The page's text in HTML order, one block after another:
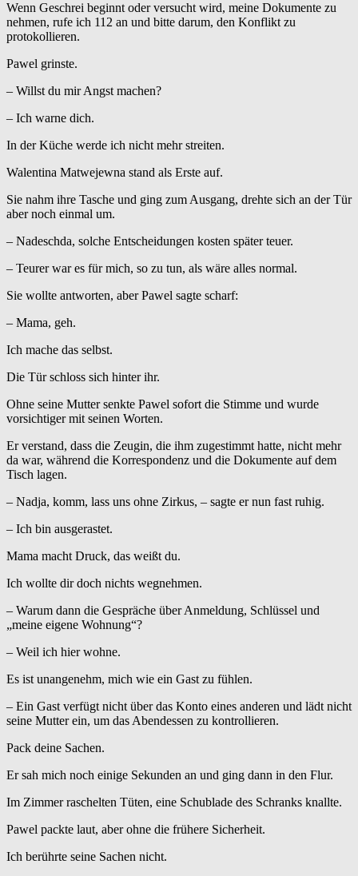
Wenn Geschrei beginnt oder versucht wird, meine Dokumente zu
nehmen, rufe ich 112 an und bitte darum, den Konflikt zu
protokollieren.
Pawel grinste.
– Willst du mir Angst machen?
– Ich warne dich.
In der Küche werde ich nicht mehr streiten.
Walentina Matwejewna stand als Erste auf.
Sie nahm ihre Tasche und ging zum Ausgang, drehte sich an der Tür
aber noch einmal um.
– Nadeschda, solche Entscheidungen kosten später teuer.
– Teurer war es für mich, so zu tun, als wäre alles normal.
Sie wollte antworten, aber Pawel sagte scharf:
– Mama, geh.
Ich mache das selbst.
Die Tür schloss sich hinter ihr.
Ohne seine Mutter senkte Pawel sofort die Stimme und wurde
vorsichtiger mit seinen Worten.
Er verstand, dass die Zeugin, die ihm zugestimmt hatte, nicht mehr
da war, während die Korrespondenz und die Dokumente auf dem
Tisch lagen.
– Nadja, komm, lass uns ohne Zirkus, – sagte er nun fast ruhig.
– Ich bin ausgerastet.
Mama macht Druck, das weißt du.
Ich wollte dir doch nichts wegnehmen.
– Warum dann die Gespräche über Anmeldung, Schlüssel und
„meine eigene Wohnung“?
– Weil ich hier wohne.
Es ist unangenehm, mich wie ein Gast zu fühlen.
– Ein Gast verfügt nicht über das Konto eines anderen und lädt nicht
seine Mutter ein, um das Abendessen zu kontrollieren.
Pack deine Sachen.
Er sah mich noch einige Sekunden an und ging dann in den Flur.
Im Zimmer raschelten Tüten, eine Schublade des Schranks knallte.
Pawel packte laut, aber ohne die frühere Sicherheit.
Ich berührte seine Sachen nicht.